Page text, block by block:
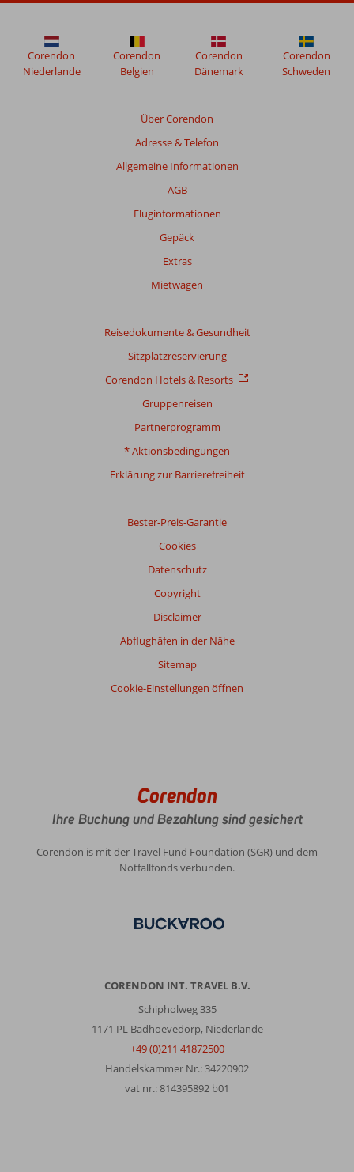
ihrem
Club
Viva
Über Corendon
Adresse & Telefon
Allgemeine Informationen
AGB
Fluginformationen
Gepäck
Extras
Mietwagen
Reisedokumente & Gesundheit
Sitzplatzreservierung
Corendon Hotels & Resorts
Gruppenreisen
Partnerprogramm
* Aktionsbedingungen
Erklärung zur Barrierefreiheit
Bester-Preis-Garantie
Cookies
Datenschutz
Copyright
Disclaimer
Abflughäfen in der Nähe
Sitemap
Cookie-Einstellungen öffnen
Corendon
Niederlande
Corendon
Belgien
Corendon
Dänemark
Corendon
Schweden
Corendon
Ihre Buchung und Bezahlung sind gesichert
Corendon is mit der Travel Fund Foundation (SGR) und dem
Notfallfonds verbunden.
CORENDON INT. TRAVEL B.V.
Schipholweg 335
1171 PL Badhoevedorp, Niederlande
+49 (0)211 41872500
Handelskammer Nr.: 34220902
vat nr.: 814395892 b01